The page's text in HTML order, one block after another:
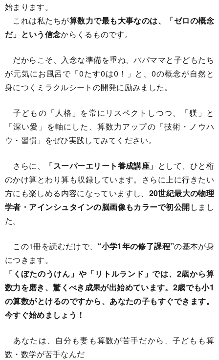
始まります。
これは私たちが算数力で最も大事なのは、「ゼロの概念
だ」という信念からくるものです。
だからこそ、入念な準備を重ね、パパママと子どもたち
が元気にお風呂で「0たす0は0！」と、0の概念が自然と
身につくミラクルシートの開発に励みました。
子どもの「人格」を常にリスペクトしつつ、「躾」と
「深い愛」を軸にした、算数力アップの「技術・ノウハ
ウ・習慣」をぜひ実践してみてください。
さらに、 「スーパーエリート養成講座」 として、ひと桁
のかけ算とわり算も収録しています。さらに上に行きたい
方にも楽しめる内容になっていますし、 20世紀最大の物理
学者・アインシュタインの脳画像もカラーで初公開しまし
た。
この1冊を読むだけで、 “小学1年の修了課程”の基本が身
につきます。
「くぼたのうけん」や「リトルランド」では、2歳から算
数力を磨き、驚くべき成果が出始めています。2歳でも小1
の算数がとけるのですから、あなたの子もすぐできます。
今すぐ始めましょう！
あなたは、自分も妻も算数が苦手だから、子どもも算
数・数学が苦手なんだ